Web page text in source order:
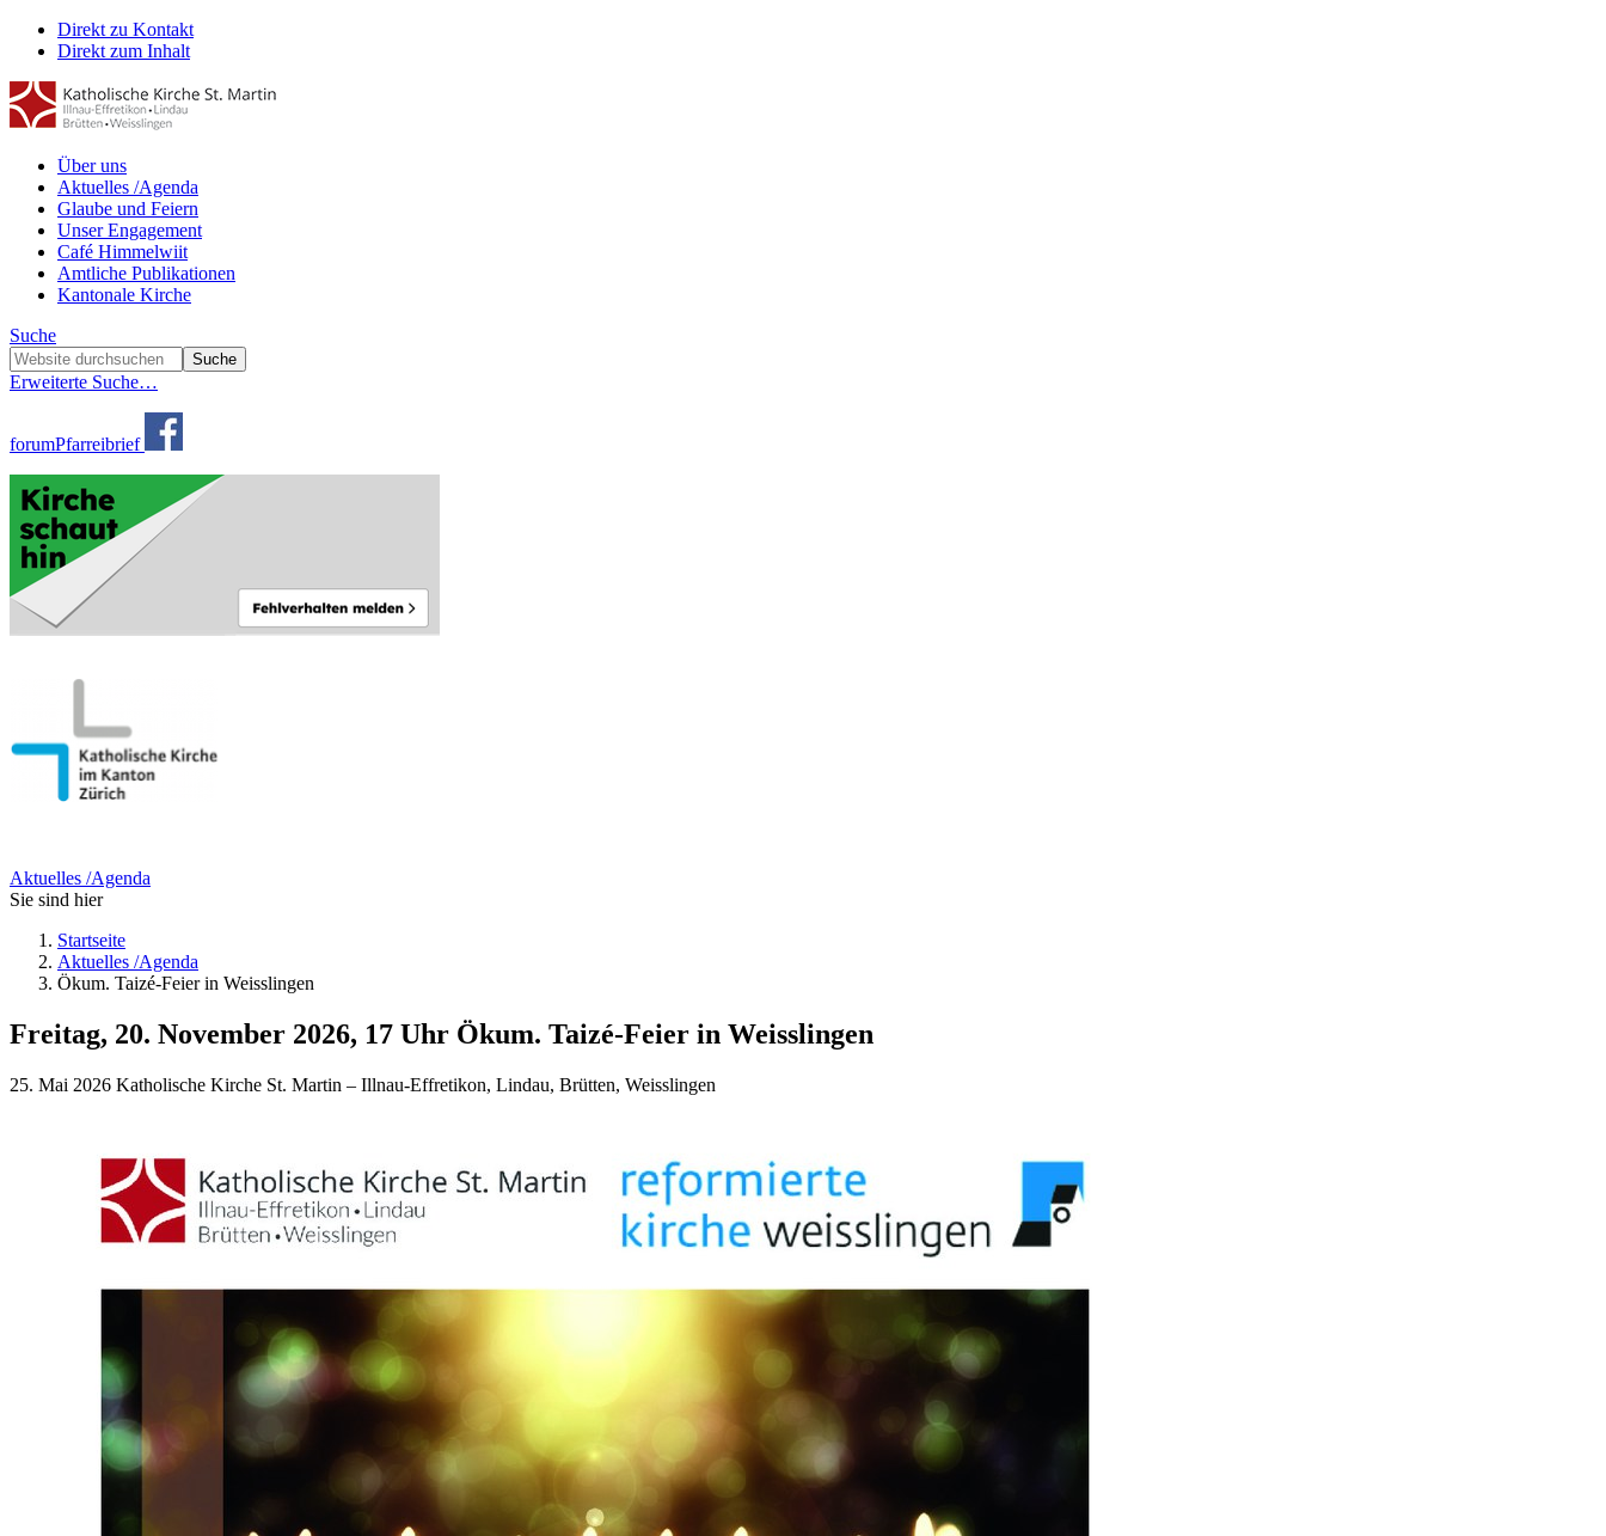
Direkt zu Kontakt
Direkt zum Inhalt
Über uns
Aktuelles /Agenda
Glaube und Feiern
Unser Engagement
Café Himmelwiit
Amtliche Publikationen
Kantonale Kirche
Suche
Erweiterte Suche…
forumPfarreibrief
Aktuelles /Agenda
Sie sind hier
Startseite
Aktuelles /Agenda
Ökum. Taizé-Feier in Weisslingen
Freitag, 20. November 2026, 17 Uhr Ökum. Taizé-Feier in Weisslingen
25. Mai 2026 Katholische Kirche St. Martin – Illnau-Effretikon, Lindau, Brütten, Weisslingen